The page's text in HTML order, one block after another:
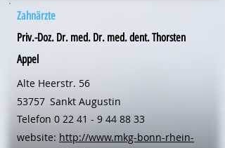
Zahnärzte
Priv.-Doz. Dr. med. Dr. med. dent. Thorsten
Appel
Alte Heerstr. 56
53757 Sankt Augustin
Telefon 0 22 41 - 9 44 88 33
website: http://www.mkg-bonn-rhein-